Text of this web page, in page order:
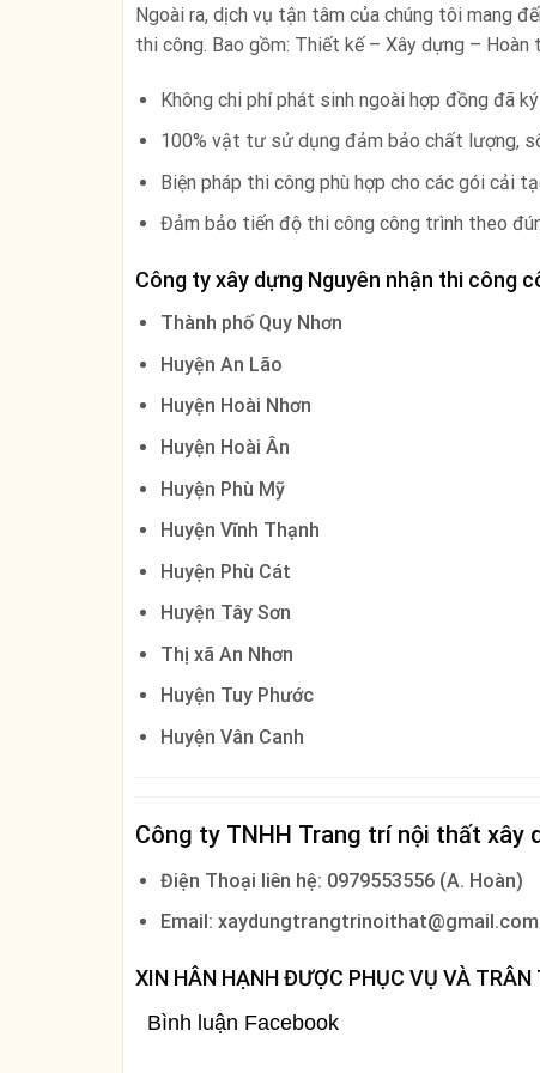
Ngoài ra, dịch vụ tận tâm của chúng tôi mang
thi công. Bao gồm: Thiết kế – Xây dựng –
Không chi phí phát sinh ngoài hợp đồng đã
100% vật tư sử dụng đảm bảo chất lượng,
Biện pháp thi công phù hợp cho các gói cải
Đảm bảo tiến độ thi công công trình theo
Công ty xây dựng Nguyên nhận thi công
Thành phố Quy Nhơn
Huyện An Lão
Huyện Hoài Nhơn
Huyện Hoài Ân
Huyện Phù Mỹ
Huyện Vĩnh Thạnh
Huyện Phù Cát
Huyện Tây Sơn
Thị xã An Nhơn
Huyện Tuy Phước
Huyện Vân Canh
Công ty TNHH Trang trí nội thất xây
Điện Thoại liên hệ: 0979553556 (A. Hoàn)
Email: xaydungtrangtrinoithat@gmail.com
XIN HÂN HẠNH ĐƯỢC PHỤC VỤ VÀ TRÂN
Bình luận Facebook